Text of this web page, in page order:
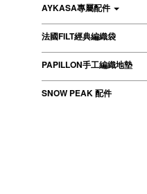
AYKASA專屬配件
法國FILT經典編織袋
PAPILLON手工編織地墊
SNOW PEAK 配件